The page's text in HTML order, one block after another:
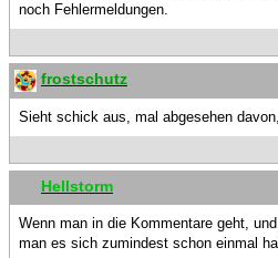
noch Fehlermeldungen.
frostschutz
Sieht schick aus, mal abgesehen
Hellstorm
Wenn man in die Kommentare geht,
man es sich zumindest schon einmal